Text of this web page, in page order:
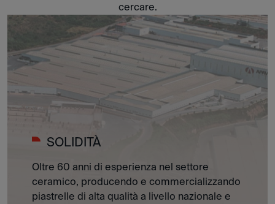
cercare.
SOLIDITÀ
Oltre 60 anni di esperienza nel settore
ceramico, producendo e commercializzando
piastrelle di alta qualità a livello nazionale e